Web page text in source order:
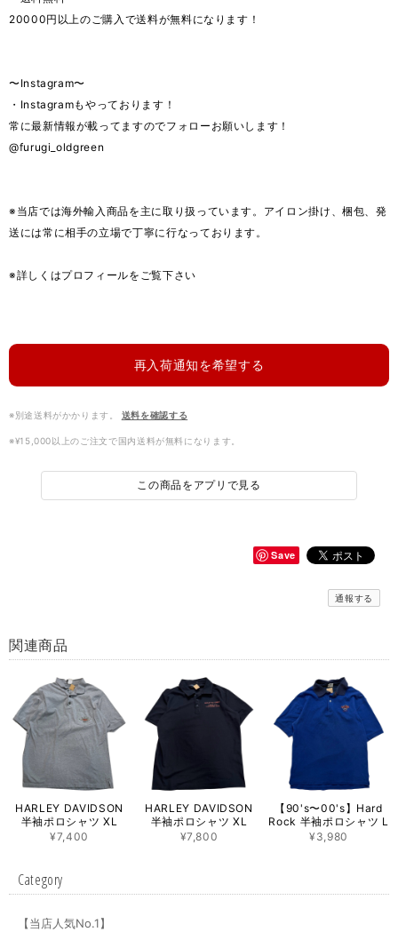
20000円以上のご購入で送料が無料になります！
〜Instagram〜
・Instagramもやっております！
常に最新情報が載ってますのでフォローお願いします！
@furugi_oldgreen
※当店では海外輸入商品を主に取り扱っています。アイロン掛け、梱包、発
送には常に相手の立場で丁寧に行なっております。
※詳しくはプロフィールをご覧下さい
再入荷通知を希望する
※別途送料がかかります。 送料を確認する
※¥15,000以上のご注文で国内送料が無料になります。
この商品をアプリで見る
Save
通報する
関連商品
HARLEY DAVIDSON
半袖ポロシャツ XL
¥7,400
HARLEY DAVIDSON
半袖ポロシャツ XL
¥7,800
【90's〜00's】Hard
Rock 半袖ポロシャツ L
¥3,980
Category
【当店人気No.1】